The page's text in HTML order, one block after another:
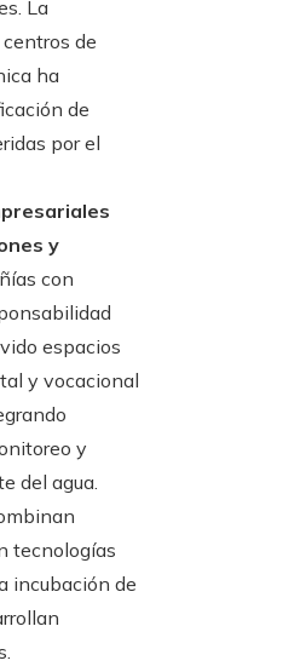
La
de
ha
de
por el
y
con
espacios
y vocacional
y
del agua.
tecnologías
incubación de